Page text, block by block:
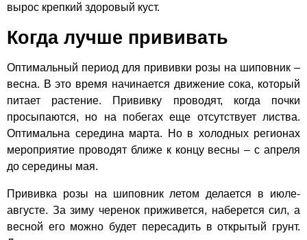
вырос крепкий здоровый куст.
Когда лучше прививать
Оптимальный период для прививки розы на шиповник –
весна. В это время начинается движение сока, который
питает растение. Прививку проводят, когда почки
просыпаются, но на побегах еще отсутствует листва.
Оптимальна середина марта. Но в холодных регионах
мероприятие проводят ближе к концу весны – с апреля
до середины мая.
Прививка розы на шиповник летом делается в июле-
августе. За зиму черенок приживется, наберется сил, а
весной его можно будет пересадить в открытый грунт.